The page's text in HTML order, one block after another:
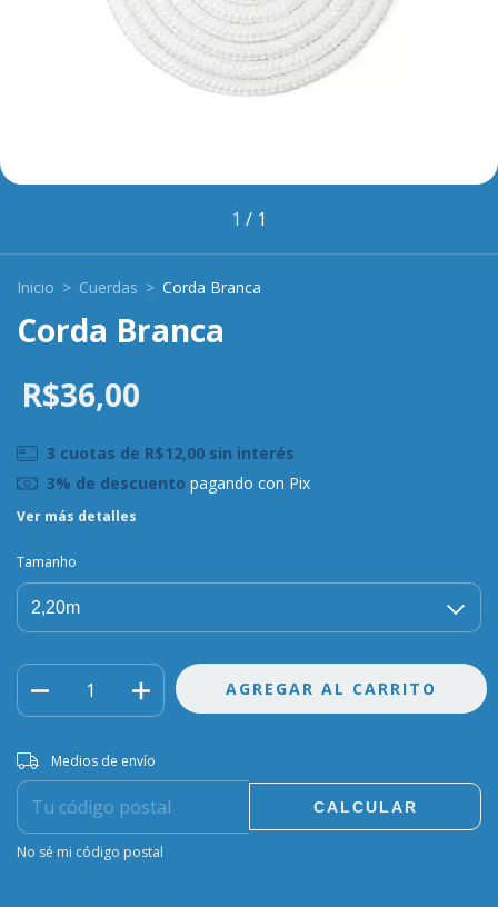
1 / 1
Inicio > Cuerdas > Corda Branca
Corda Branca
R$36,00
3 cuotas de R$12,00 sin interés
3% de descuento pagando con Pix
Ver más detalles
Tamanho
Entregas para el CP:
Medios de envío
CALCULAR
No sé mi código postal